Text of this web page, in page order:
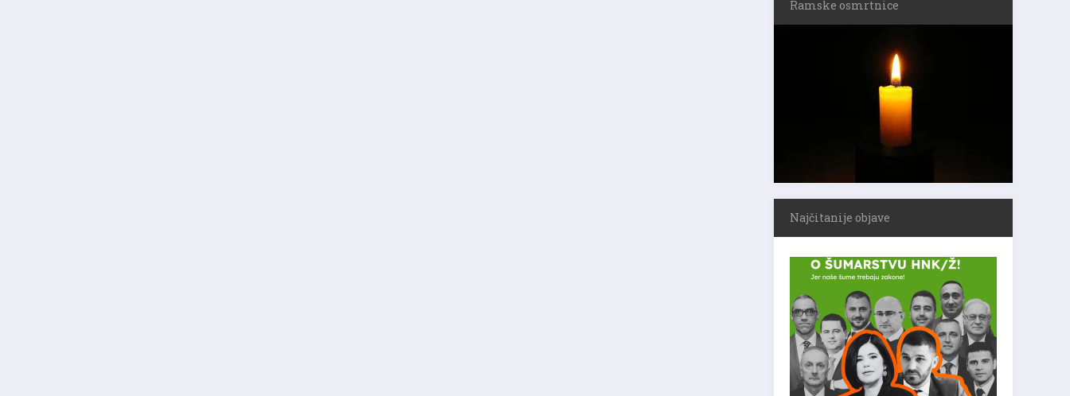
Ramske osmrtnice
Najčitanije objave